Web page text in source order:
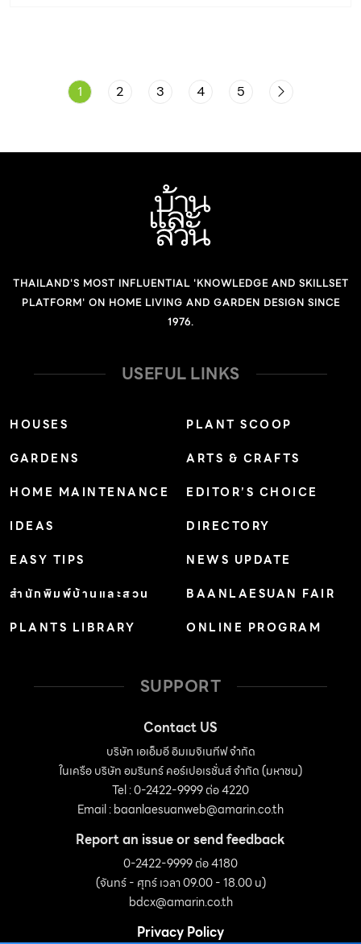
คอนกรีตเสริมเหล็ก โครงสร้างไม้ โครงสร้างเหล็ก แต่ถ้าพื้น
บ้านอยู่ใกล้ดินซึ่งมีความชื้นมาก แนะนำให้ทำพื้นเป็น
วัสดุอื่น หรือยกพื้น 1.20- 1.50 เมตร เพื่อหนีความชื้นและยัง
สามารถเดินงานระบบไว้ใต้ถุนได้ ส่วนผนัง เสาและหลังคาใช้
วัสดุอื่นได้หลายประเภท ทั้งยังมีวัสดุทางเลือก เช่น […]
1 2 3 4 5
THAILAND'S MOST INFLUENTIAL 'KNOWLEDGE AND SKILLSET
PLATFORM' ON HOME LIVING AND GARDEN DESIGN SINCE
1976.
USEFUL LINKS
HOUSES
GARDENS
HOME MAINTENANCE
IDEAS
EASY TIPS
สำนักพิมพ์บ้านและสวน
PLANTS LIBRARY
PLANT SCOOP
ARTS & CRAFTS
EDITOR’S CHOICE
DIRECTORY
NEWS UPDATE
BAANLAESUAN FAIR
ONLINE PROGRAM
SUPPORT
Contact US
บริษัท เอเอ็มอี อิมเมจิเนทีฟ จำกัด
ในเครือ บริษัท อมรินทร์ คอร์เปอเรชั่นส์ จำกัด (มหาชน)
Tel : 0-2422-9999 ต่อ 4220
Email :baanlaesuanweb@amarin.co.th
Report an issue or send feedback
0-2422-9999 ต่อ 4180
(จันทร์ - ศุกร์ เวลา 09.00 - 18.00 น)
bdcx@amarin.co.th
Privacy Policy